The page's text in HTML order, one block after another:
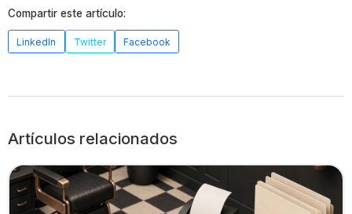
Compartir este artículo:
LinkedIn Twitter Facebook
Artículos relacionados